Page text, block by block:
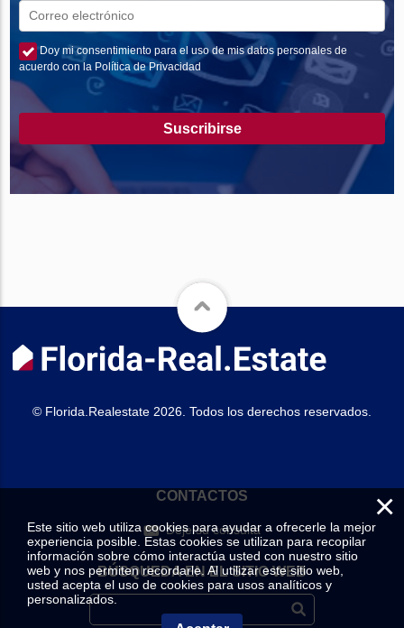
Doy mi consentimiento para el uso de mis datos personales de
acuerdo con la Política de Privacidad
Suscribirse
© Florida.Realestate 2026. Todos los derechos reservados.
CONTACTOS
Deje su consulta
BÚSQUEDA EN EL SITIO WEB
×
Este sitio web utiliza cookies para ayudar a ofrecerle la mejor
experiencia posible. Estas cookies se utilizan para recopilar
información sobre cómo interactúa usted con nuestro sitio
web y nos permiten recordarle. Al utilizar este sitio web,
usted acepta el uso de cookies para usos analíticos y
personalizados.